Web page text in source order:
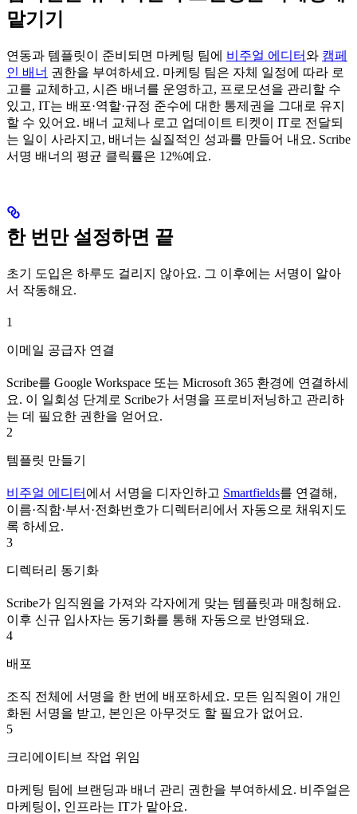
맡기기
연동과 템플릿이 준비되면 마케팅 팀에 비주얼 에디터와 캠페
인 배너 권한을 부여하세요. 마케팅 팀은 자체 일정에 따라 로
고를 교체하고, 시즌 배너를 운영하고, 프로모션을 관리할 수
있고, IT는 배포·역할·규정 준수에 대한 통제권을 그대로 유지
할 수 있어요. 배너 교체나 로고 업데이트 티켓이 IT로 전달되
는 일이 사라지고, 배너는 실질적인 성과를 만들어 내요. Scribe
서명 배너의 평균 클릭률은 12%예요.
한 번만 설정하면 끝
초기 도입은 하루도 걸리지 않아요. 그 이후에는 서명이 알아
서 작동해요.
1
이메일 공급자 연결
Scribe를 Google Workspace 또는 Microsoft 365 환경에 연결하세
요. 이 일회성 단계로 Scribe가 서명을 프로비저닝하고 관리하
는 데 필요한 권한을 얻어요.
2
템플릿 만들기
비주얼 에디터 에서 서명을 디자인하고 Smartfields를 연결해,
이름·직함·부서·전화번호가 디렉터리에서 자동으로 채워지도
록 하세요.
3
디렉터리 동기화
Scribe가 임직원을 가져와 각자에게 맞는 템플릿과 매칭해요.
이후 신규 입사자는 동기화를 통해 자동으로 반영돼요.
4
배포
조직 전체에 서명을 한 번에 배포하세요. 모든 임직원이 개인
화된 서명을 받고, 본인은 아무것도 할 필요가 없어요.
5
크리에이티브 작업 위임
마케팅 팀에 브랜딩과 배너 관리 권한을 부여하세요. 비주얼은
마케팅이, 인프라는 IT가 맡아요.